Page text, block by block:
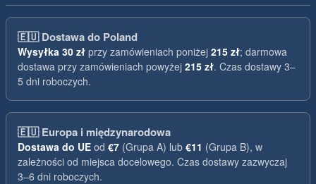
🇪🇺Dostawa do Poland
Wysyłka 30 zł przy zamówieniach poniżej 215 zł; darmowa
dostawa przy zamówieniach powyżej 215 zł. Czas dostawy 3–
5 dni roboczych.
🇪🇺Europa i międzynarodowa
Dostawa do UE od €7 (Grupa A) lub €11 (Grupa B), w
zależności od miejsca docelowego. Czas dostawy zazwyczaj
3–6 dni roboczych.